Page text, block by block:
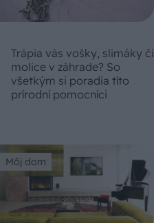
Trápia vás vošky, slimáky či
molice v záhrade? So
všetkým si poradia títo
prírodní pomocníci
Môj dom